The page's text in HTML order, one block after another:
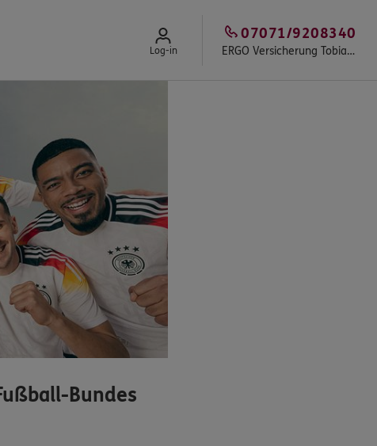
Log-in ERGO Versicherung Tobias Klink
07071/9208340
Bundes